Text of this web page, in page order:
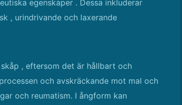
egenskaper . Dessa inkluderar
, urindrivande och laxerande
, eftersom det är hållbart och
och avskräckande mot mal och
och reumatism. I ångform kan